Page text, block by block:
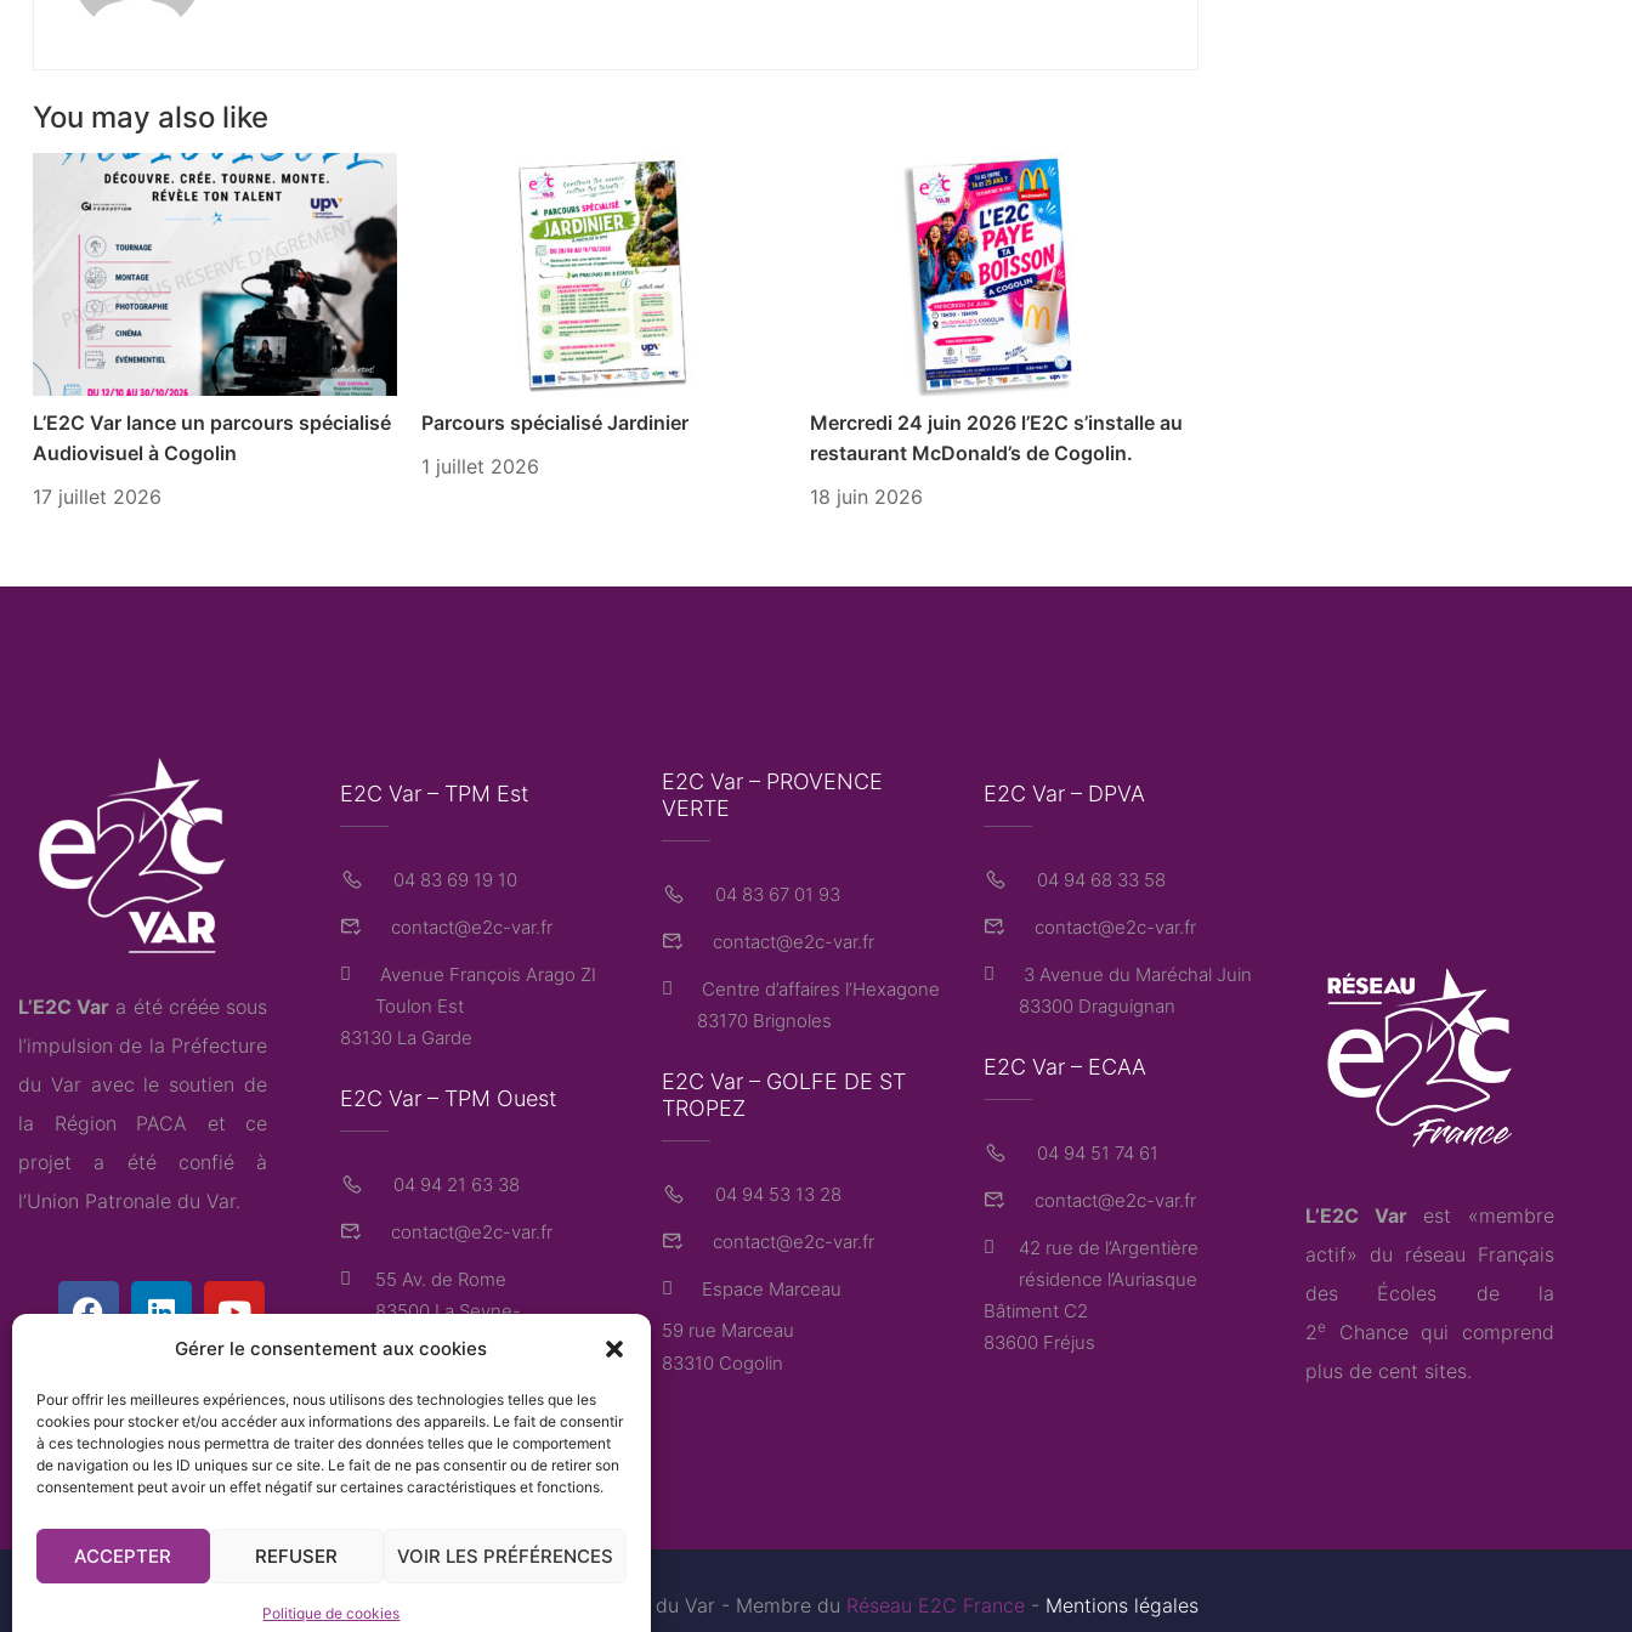
Gérer le consentement aux cookies
Pour offrir les meilleures expériences, nous utilisons des technologies telles que les
cookies pour stocker et/ou accéder aux informations des appareils. Le fait de consentir
à ces technologies nous permettra de traiter des données telles que le comportement
de navigation ou les ID uniques sur ce site. Le fait de ne pas consentir ou de retirer son
consentement peut avoir un effet négatif sur certaines caractéristiques et fonctions.
ACCEPTER REFUSER VOIR LES PRÉFÉRENCES
Politique de cookies
You may also like
L’E2C Var lance un parcours spécialisé
Audiovisuel à Cogolin
17 juillet 2026
Parcours spécialisé Jardinier
1 juillet 2026
Mercredi 24 juin 2026 l’E2C s’installe au
restaurant McDonald’s de Cogolin.
18 juin 2026
L’E2C Var a été créée sous
l’impulsion de la Préfecture
du Var avec le soutien de
la Région PACA et ce
projet a été confié à
l’Union Patronale du Var.
E2C Var – TPM Est
04 83 69 19 10
contact@e2c-var.fr
Avenue François Arago ZI
Toulon Est
83130 La Garde
E2C Var – TPM Ouest
04 94 21 63 38
contact@e2c-var.fr
55 Av. de Rome
83500 La Seyne-
sur-Mer
E2C Var – PROVENCE
VERTE
04 83 67 01 93
contact@e2c-var.fr
Centre d’affaires l’Hexagone
83170 Brignoles
E2C Var – GOLFE DE ST
TROPEZ
04 94 53 13 28
contact@e2c-var.fr
Espace Marceau
59 rue Marceau
83310 Cogolin
E2C Var – DPVA
04 94 68 33 58
contact@e2c-var.fr
3 Avenue du Maréchal Juin
83300 Draguignan
E2C Var – ECAA
04 94 51 74 61
contact@e2c-var.fr
42 rue de l’Argentière
résidence l’Auriasque
Bâtiment C2
83600 Fréjus
L’E2C Varest «membre
actif» du réseau Français
des Écoles de la
2e Chancequi comprend
plus de cent sites.
Chance du Var - Membre du Réseau E2C France - Mentions légales